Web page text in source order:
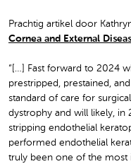
Prachtig artikel door
Cornea and External
“[…] Fast forward to 2024
prestripped, prestained,
standard of care for
dystrophy and will likely, in
stripping endothelial
performed endothelial
truly been one of the most